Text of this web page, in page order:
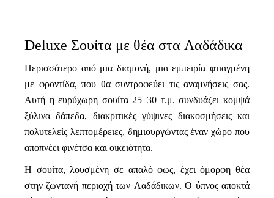
Deluxe Σουίτα με θέα στα Λαδάδικα
Περισσότερο από μια διαμονή, μια εμπειρία φτιαγμένη
με φροντίδα, που θα συντροφεύει τις αναμνήσεις σας.
Αυτή η ευρύχωρη σουίτα 25–30 τ.μ. συνδυάζει κομψά
ξύλινα δάπεδα, διακριτικές γύψινες διακοσμήσεις και
πολυτελείς λεπτομέρειες, δημιουργώντας έναν χώρο που
αποπνέει φινέτσα και οικειότητα.
Η σουίτα, λουσμένη σε απαλό φως, έχει όμορφη θέα
στην ζωντανή περιοχή των Λαδάδικων. Ο ύπνος αποκτά